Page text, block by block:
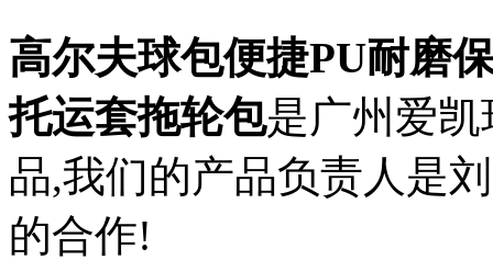
高尔夫球包便捷PU耐磨
托运套拖轮包是广州爱
品,我们的产品负责人是
的合作!